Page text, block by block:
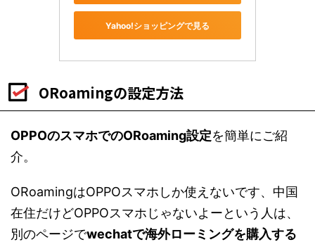
Yahoo!ショッピングで見る
ORoamingの設定方法
OPPOのスマホでのORoaming設定を簡単にご紹
介。
ORoamingはOPPOスマホしか使えないです、中国
在住だけどOPPOスマホじゃないよーという人は、
別のページでwechatで海外ローミングを購入する